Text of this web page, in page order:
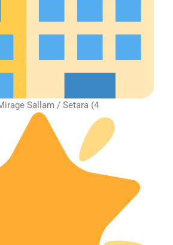
Sallam / Setara (4